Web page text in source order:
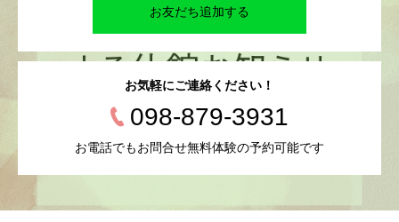
お友だち追加する
お気軽にご連絡ください！
098-879-3931
お電話でもお問合せ無料体験の予約可能です